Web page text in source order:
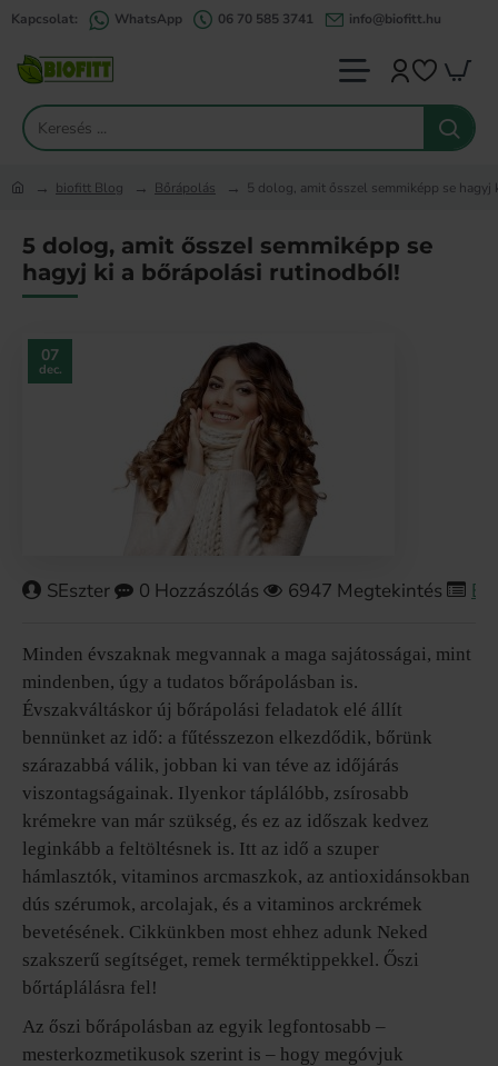
Kapcsolat: WhatsApp 06 70 585 3741 info@biofitt.hu
Keresés
biofitt Blog Bőrápolás 5 dolog, amit ősszel semmiképp se
5 dolog, amit ősszel semmiképp se
hagyj ki a bőrápolási rutinodból!
07
dec.
SEszter 0 Hozzászólás 6947 Megtekintés
Minden évszaknak megvannak a maga sajátosságai, mint
mindenben, úgy a tudatos bőrápolásban is.
Évszakváltáskor új bőrápolási feladatok elé állít
bennünket az idő: a fűtésszezon elkezdődik, bőrünk
szárazabbá válik, jobban ki van téve az időjárás
viszontagságainak. Ilyenkor táplálóbb, zsírosabb
krémekre van már szükség, és ez az időszak kedvez
leginkább a feltöltésnek is. Itt az idő a szuper
hámlasztók, vitaminos arcmaszkok, az antioxidánsokban
dús szérumok, arcolajak, és a vitaminos arckrémek
bevetésének. Cikkünkben most ehhez adunk Neked
szakszerű segítséget, remek terméktippekkel. Őszi
bőrtáplálásra fel!
Az őszi bőrápolásban az egyik legfontosabb –
mesterkozmetikusok szerint is – hogy megóvjuk